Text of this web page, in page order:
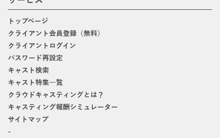
トップページ
クライアント会員登録（無料）
クライアントログイン
パスワード再設定
キャスト検索
キャスト特集一覧
クラウドキャスティングとは？
キャスティング報酬シミュレーター
サイトマップ
-